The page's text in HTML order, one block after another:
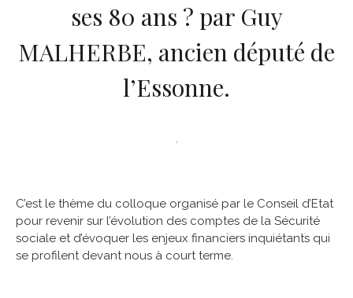
ses 80 ans ? par Guy
MALHERBE, ancien député de
l’Essonne.
,
C’est le thème du colloque organisé par le Conseil d’Etat
pour revenir sur l’évolution des comptes de la Sécurité
sociale et d’évoquer les enjeux financiers inquiétants qui
se profilent devant nous à court terme.